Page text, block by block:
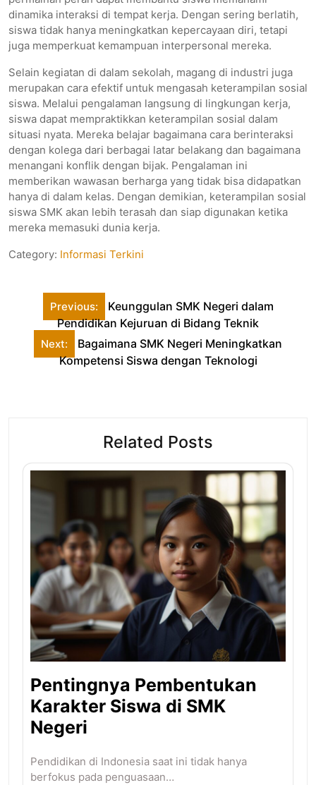
dinamika interaksi di tempat kerja. Dengan sering berlatih,
siswa tidak hanya meningkatkan kepercayaan diri, tetapi
juga memperkuat kemampuan interpersonal mereka.
Selain kegiatan di dalam sekolah, magang di industri juga
merupakan cara efektif untuk mengasah keterampilan sosial
siswa. Melalui pengalaman langsung di lingkungan kerja,
siswa dapat mempraktikkan keterampilan sosial dalam
situasi nyata. Mereka belajar bagaimana cara berinteraksi
dengan kolega dari berbagai latar belakang dan bagaimana
menangani konflik dengan bijak. Pengalaman ini
memberikan wawasan berharga yang tidak bisa didapatkan
hanya di dalam kelas. Dengan demikian, keterampilan sosial
siswa SMK akan lebih terasah dan siap digunakan ketika
mereka memasuki dunia kerja.
Category: Informasi Terkini
navigation
Previous:
Keunggulan SMK Negeri dalam
Pendidikan Kejuruan di Bidang Teknik
Next:
Bagaimana SMK Negeri Meningkatkan
Kompetensi Siswa dengan Teknologi
Related Posts
Pentingnya Pembentukan
Karakter Siswa di SMK
Negeri
Pendidikan di Indonesia saat ini tidak hanya
berfokus pada penguasaan…